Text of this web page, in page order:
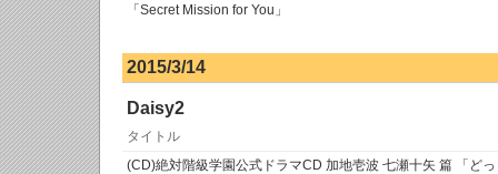
「Secret Mission for You」
2015/3/14
Daisy2
タイトル
(CD)絶対階級学園公式ドラマCD 加地壱波 七瀬十矢 篇 「どっ